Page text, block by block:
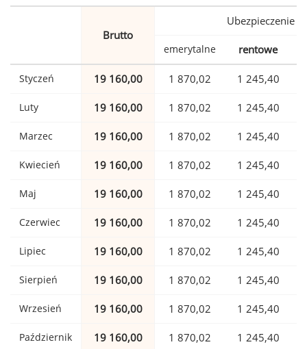
Brutto
Ubezpieczenie
emerytalne rentowe
Styczeń 19 160,00 1 870,02 1 245,40
Luty 19 160,00 1 870,02 1 245,40
Marzec 19 160,00 1 870,02 1 245,40
Kwiecień 19 160,00 1 870,02 1 245,40
Maj 19 160,00 1 870,02 1 245,40
Czerwiec 19 160,00 1 870,02 1 245,40
Lipiec 19 160,00 1 870,02 1 245,40
Sierpień 19 160,00 1 870,02 1 245,40
Wrzesień 19 160,00 1 870,02 1 245,40
Październik 19 160,00 1 870,02 1 245,40